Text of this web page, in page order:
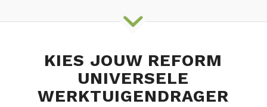
KIES JOUW REFORM
UNIVERSELE
WERKTUIGENDRAGER